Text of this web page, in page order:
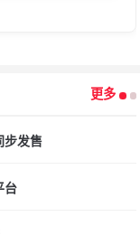
更多
步发售
台